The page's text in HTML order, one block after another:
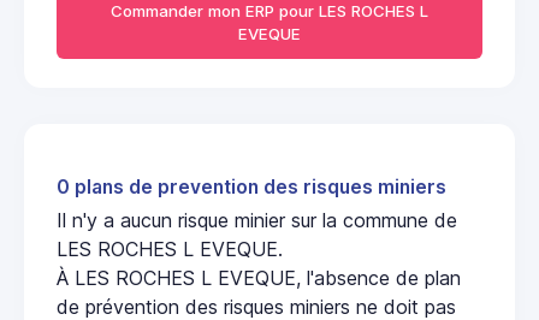
Commander mon ERP pour LES ROCHES L
EVEQUE
0 plans de prevention des risques miniers
Il n'y a aucun risque minier sur la commune de
LES ROCHES L EVEQUE.
À LES ROCHES L EVEQUE, l'absence de plan
de prévention des risques miniers ne doit pas